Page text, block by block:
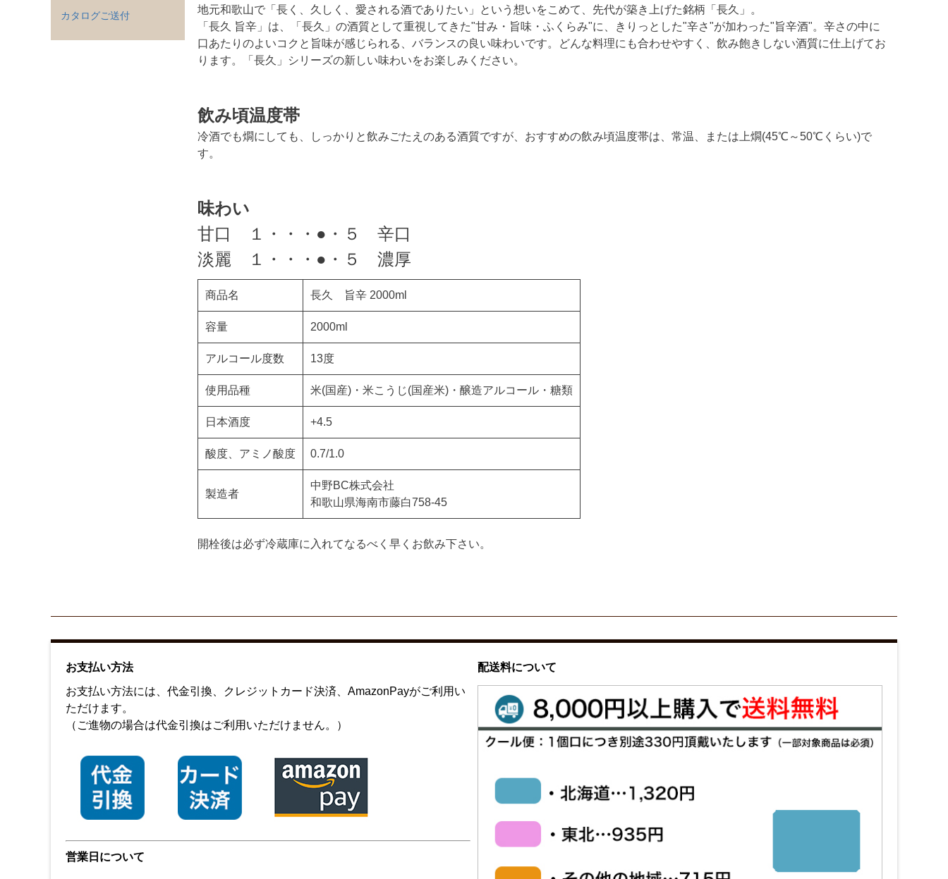
カタログご送付
地元和歌山で「長く、久しく、愛される酒でありたい」という想いをこめて、先代が築き上げた銘柄「長久」。
「長久 旨辛」は、「長久」の酒質として重視してきた"甘み・旨味・ふくらみ"に、きりっとした"辛さ"が加わった"旨辛酒"。辛さの中に
口あたりのよいコクと旨味が感じられる、バランスの良い味わいです。どんな料理にも合わせやすく、飲み飽きしない酒質に仕上げてお
ります。「長久」シリーズの新しい味わいをお楽しみください。
飲み頃温度帯
冷酒でも燗にしても、しっかりと飲みごたえのある酒質ですが、おすすめの飲み頃温度帯は、常温、または上燗(45℃～50℃くらい)で
す。
味わい
甘口 １・・・●・５ 辛口
淡麗 １・・・●・５ 濃厚
商品名 長久 旨辛 2000ml
容量 2000ml
アルコール度数 13度
使用品種 米(国産)・米こうじ(国産米)・醸造アルコール・糖類
日本酒度 +4.5
酸度、アミノ酸度 0.7/1.0
製造者
中野BC株式会社
和歌山県海南市藤白758-45
開栓後は必ず冷蔵庫に入れてなるべく早くお飲み下さい。
お支払い方法
お支払い方法には、代金引換、クレジットカード決済、AmazonPayがご利用い
ただけます。
（ご進物の場合は代金引換はご利用いただけません。）
営業日について
配送料について